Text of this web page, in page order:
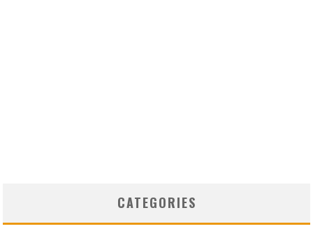
CATEGORIES